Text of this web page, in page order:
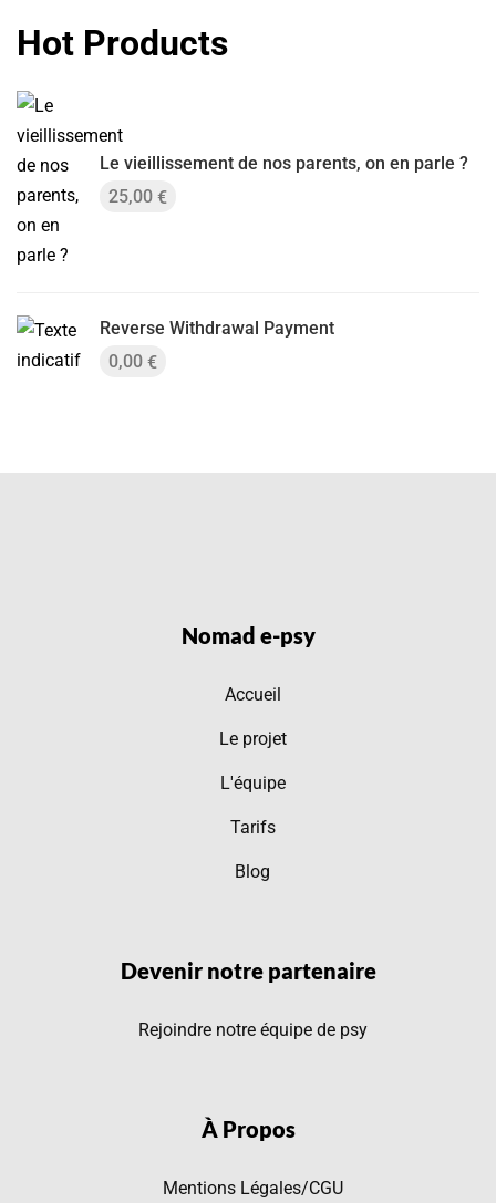
Hot Products
Le vieillissement de nos parents, on en parle ?
25,00 €
Reverse Withdrawal Payment
0,00 €
Nomad e-psy
Accueil
Le projet
L'équipe
Tarifs
Blog
Devenir notre partenaire
Rejoindre notre équipe de psy
À Propos
Mentions Légales/CGU